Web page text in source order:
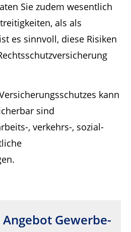
Sie zudem wesentlich
als als
es sinnvoll, diese Risiken
kann
sind
, verkehrs-, sozial-
Gewerbe-